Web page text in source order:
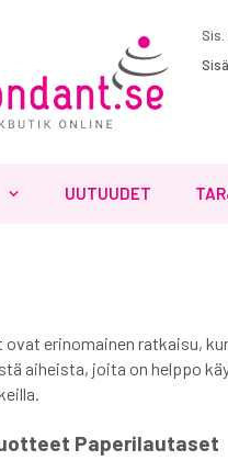
UUTUUDET
erinomainen ratkaisu,
aiheista, joita on helppo
Paperilautaset